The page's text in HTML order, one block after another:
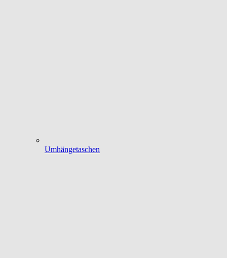
Umhängetaschen